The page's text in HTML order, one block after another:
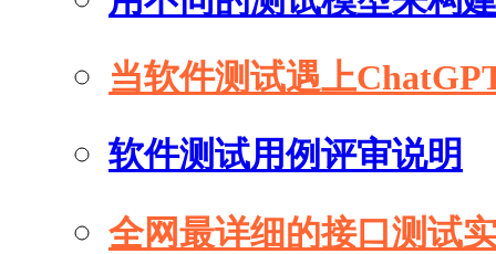
当软件测试遇上
软件测试用例评审说明
全网最详细的接口测试